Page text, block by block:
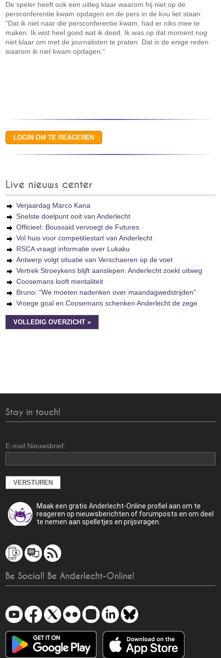
De speler heeft ook een uitleg klaar waarom hij niet op de
persconferentie kwam opdagen en de pers in de kou liet staan:
"Dat ik niet naar die persconferentie kwam, had er niks mee te
maken. Ik wist heel goed wat ik deed. Ik was op dat moment nog
niet klaar om met de journalisten te praten. Dat is de enige reden
waarom ik niet kwam opdagen."
Live nieuws center
Verjaardag Marco Kana
Snelste doelpunt ooit van Anderlecht
Officieel: Boussaid vervoegt de Futures
Vol huis voor competitiestart van Anderlecht
RSCA vraagt informatie over Lukaku
Antwerp volgt situatie van Verschaeren op de voet
Vertrek Stroeykens blijft aanslepen: Anderlecht zoekt uitweg
Coosemans looft mentaliteit
Bruno: "We moeten nadenken over maandagwedstrijden"
Vroege goal en Coosemans schenken Anderlecht de zege
VOLLEDIG OVERZICHT »
Stay in touch!
E-mail Nieuwsbrief:
Maak een gratis Anderlecht-Online profiel aan om te
reageren op nieuwsberichten of forumposts en om deel
te nemen aan spelletjes en prijsvragen.
Be Social! Be Anderlecht-Online!